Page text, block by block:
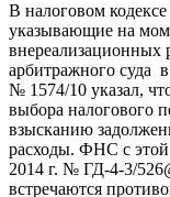
В налоговом
указывающие на
арбитражного суда
№ 1574/10 указал,
выбора налогового
взысканию
расходы. ФНС с этой
2014 г. № ГД-4-3/
встречаются